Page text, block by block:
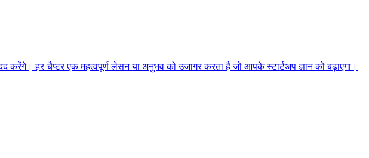
करेंगे। हर चैप्टर एक महत्वपूर्ण लेसन या अनुभव को उजागर करता है जो आपके स्टार्टअप ज्ञान को बढ़ाएगा।